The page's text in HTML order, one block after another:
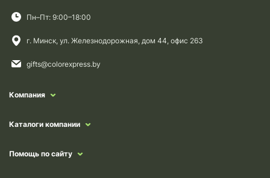
Пн–Пт: 9:00–18:00
г. Минск, ул. Железнодорожная, дом 44, офис 263
gifts@colorexpress.by
Компания
Каталоги компании
Помощь по сайту